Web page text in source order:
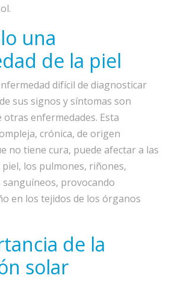
una
de la piel
difícil de diagnosticar
sus signos y síntomas son
otras enfermedades. Esta
crónica, de origen
no tiene cura, puede afectar a las
los pulmones, riñones,
sanguíneos, provocando
en los tejidos de los órganos
de la
solar